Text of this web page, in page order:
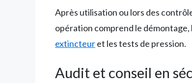
Après utilisation ou lors des
opération comprend le démontage,
extincteuret les tests de pression.
Audit et conseil en